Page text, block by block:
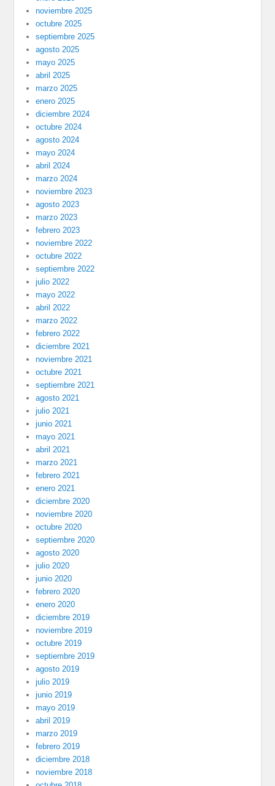
noviembre 2025
octubre 2025
septiembre 2025
agosto 2025
mayo 2025
abril 2025
marzo 2025
enero 2025
diciembre 2024
octubre 2024
agosto 2024
mayo 2024
abril 2024
marzo 2024
noviembre 2023
agosto 2023
marzo 2023
febrero 2023
noviembre 2022
octubre 2022
septiembre 2022
julio 2022
mayo 2022
abril 2022
marzo 2022
febrero 2022
diciembre 2021
noviembre 2021
octubre 2021
septiembre 2021
agosto 2021
julio 2021
junio 2021
mayo 2021
abril 2021
marzo 2021
febrero 2021
enero 2021
diciembre 2020
noviembre 2020
octubre 2020
septiembre 2020
agosto 2020
julio 2020
junio 2020
febrero 2020
enero 2020
diciembre 2019
noviembre 2019
octubre 2019
septiembre 2019
agosto 2019
julio 2019
junio 2019
mayo 2019
abril 2019
marzo 2019
febrero 2019
diciembre 2018
noviembre 2018